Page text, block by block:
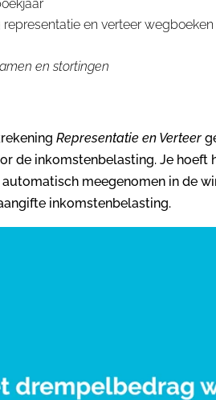
en verteer wegboeken
en stortingen
Representatie en Verteer
de inkomstenbelasting. Je hoeft
meegenomen in de
inkomstenbelasting.